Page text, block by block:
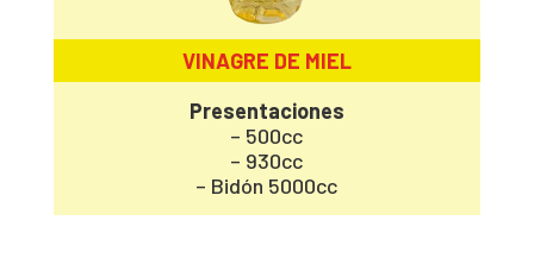
VINAGRE DE MIEL
Presentaciones
– 500cc
– 930cc
– Bidón 5000cc